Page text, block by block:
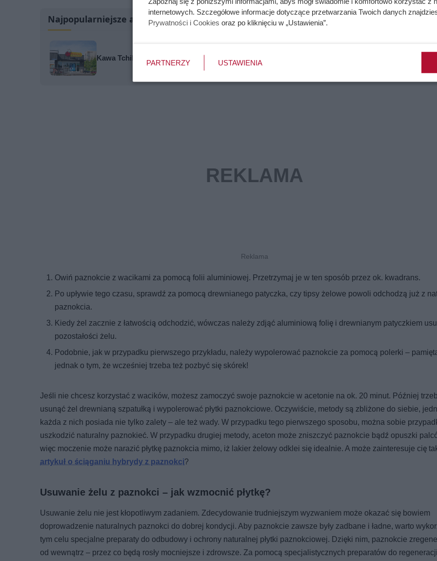
Najpopularniejsze artykuły
Kawa Tchibo w Biedronce kosztuje 49,99 zł – sprawdź gdze jest haczyk!
Owiń paznokcie z wacikami za pomocą folii aluminiowej. Przetrzymaj je w ten sposób przez ok. kwadrans.
Po upływie tego czasu, sprawdź za pomocą drewnianego patyczka, czy tipsy żelowe powoli odchodzą już z
paznokcia.
Kiedy żel zacznie z łatwością odchodzić, wówczas należy zdjąć aluminiową folię i drewnianym patyczkiem
pozostałości żelu.
Podobnie, jak w przypadku pierwszego przykładu, należy wypolerować paznokcie za pomocą polerki –
jednak o tym, że wcześniej trzeba też pozbyć się skórek!
Jeśli nie chcesz korzystać z wacików, możesz zamoczyć swoje paznokcie w acetonie na ok. 20 minut. Później
usunąć żel drewnianą szpatułką i wypolerować płytki paznokciowe. Oczywiście, metody są zbliżone do siebie,
każda z nich posiada nie tylko zalety – ale też wady. W przypadku tego pierwszego sposobu, można sobie
uszkodzić naturalny paznokieć. W przypadku drugiej metody, aceton może zniszczyć paznokcie bądź opuszki
więc moczenie może narazić płytkę paznokcia mimo, iż lakier żelowy odklei się idealnie. A może zainteresuje cię
artykuł o ściąganiu hybrydy z paznokci?
Usuwanie żelu z paznokci – jak wzmocnić płytkę?
Usuwanie żelu nie jest kłopotliwym zadaniem. Zdecydowanie trudniejszym wyzwaniem może okazać się bowiem
doprowadzenie naturalnych paznokci do dobrej kondycji. Aby paznokcie zawsze były zadbane i ładne, warto
tym celu specjalne preparaty do odbudowy i ochrony naturalnej płytki paznokciowej. Dzięki nim, paznokcie
od wewnątrz – przez co będą rosły mocniejsze i zdrowsze. Za pomocą specjalistycznych preparatów do
internetowych. Szczegółowe informacje dotyczące przetwarzania Twoich danych
Prywatności i Cookies oraz po kliknięciu w „Ustawienia”.
PARTNERZY USTAWIENIA